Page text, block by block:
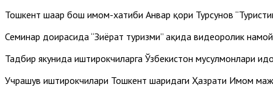
Тошкент шаҳар бош имом-хатиби Анвар қори Турсунов
Семинар доирасида “Зиёрат туризми” ҳақида видеоролик
Тадбир якунида иштирокчиларга Ўзбекистон мусулмонлари
Учрашув иштирокчилари Тошкент шаҳридаги Ҳазрати Имом